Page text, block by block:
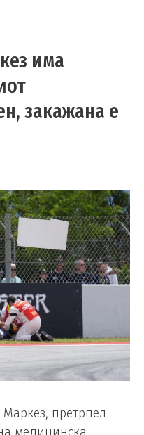
има
закажана е
претрпел